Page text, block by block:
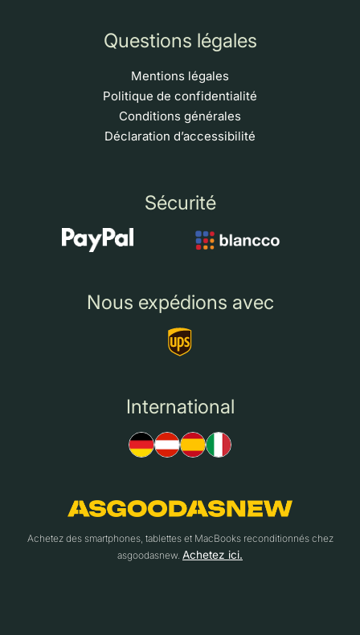
Questions légales
Mentions légales
Politique de confidentialité
Conditions générales
Déclaration d’accessibilité
Sécurité
Nous expédions avec
International
Achetez des smartphones, tablettes et MacBooks reconditionnés chez
asgoodasnew. Achetez ici.